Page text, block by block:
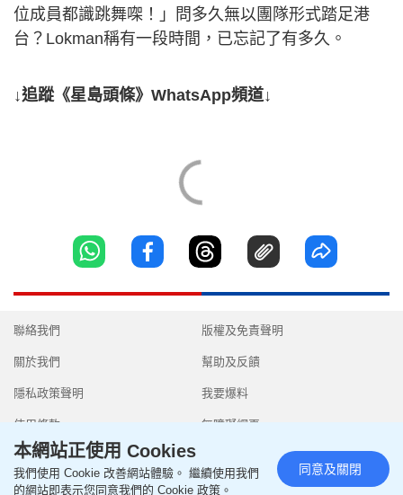
位成員都識跳舞㗎！」問多久無以團隊形式踏足港
台？Lokman稱有一段時間，已忘記了有多久。
↓追蹤《星島頭條》WhatsApp頻道↓
聯絡我們
關於我們
隱私政策聲明
使用條款
版權及免責聲明
幫助及反饋
我要爆料
無障礙網頁
本網站正使用 Cookies
我們使用 Cookie 改善網站體驗。 繼續使用我們
的網站即表示您同意我們的 Cookie 政策。
同意及關閉